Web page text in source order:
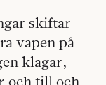
skiftar
vapen på
klagar,
och till och